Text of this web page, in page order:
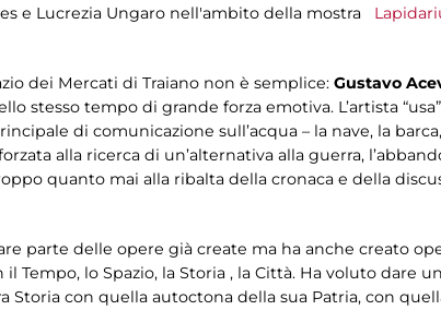
e Lucrezia Ungaro nell'ambito della mostra
dei Mercati di Traiano non è semplice: Gustavo
stesso tempo di grande forza emotiva. L’artista
di comunicazione sull’acqua – la nave, la
alla ricerca di un’alternativa alla guerra,
quanto mai alla ribalta della cronaca e della
parte delle opere già create ma ha anche creato
Tempo, lo Spazio, la Storia , la Città. Ha voluto dare
Storia con quella autoctona della sua Patria, con